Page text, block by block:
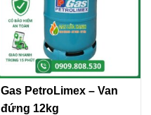
Gas PetroLimex – Van
đứng 12kg